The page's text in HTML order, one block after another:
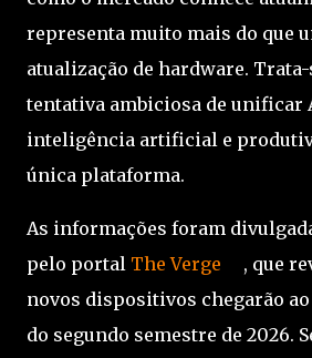
representa muito mais do que
atualização de hardware. Trata-
tentativa ambiciosa de unificar
inteligência artificial e
única plataforma.
As informações foram
pelo portal The Verge
, que
novos dispositivos chegarão
do segundo semestre de 2026.